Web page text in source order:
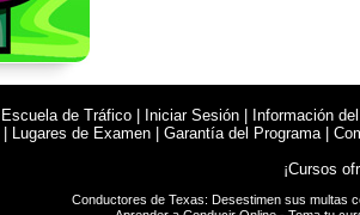
de Tráfico Iniciar Sesión
Información
Lugares de Examen Garantía del Programa|
¡Cursos
Conductores de Texas: Desestimen sus multas